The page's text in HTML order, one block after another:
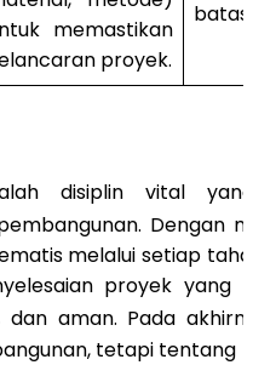
memastikan
proyek.
disiplin vital
. Dengan
melalui setiap
proyek yang
dan aman. Pada
tetapi tentang